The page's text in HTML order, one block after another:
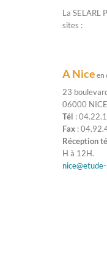
La SELARL
sites :
A Nice en
23
06000 NICE
Tél :
Fax :
Réception
H à 12H.